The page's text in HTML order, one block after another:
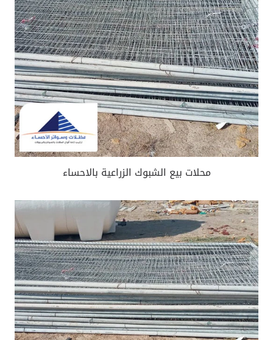
محلات بيع الشبوك الزراعية بالاحساء